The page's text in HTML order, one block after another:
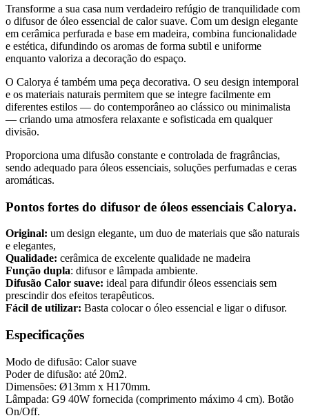
Transforme a sua casa num verdadeiro refúgio de tranquilidade com
o difusor de óleo essencial de calor suave. Com um design elegante
em cerâmica perfurada e base em madeira, combina funcionalidade
e estética, difundindo os aromas de forma subtil e uniforme
enquanto valoriza a decoração do espaço.
O Calorya é também uma peça decorativa. O seu design intemporal
e os materiais naturais permitem que se integre facilmente em
diferentes estilos — do contemporâneo ao clássico ou minimalista
— criando uma atmosfera relaxante e sofisticada em qualquer
divisão.
Proporciona uma difusão constante e controlada de fragrâncias,
sendo adequado para óleos essenciais, soluções perfumadas e ceras
aromáticas.
Pontos fortes do difusor de óleos essenciais Calorya.
Original: um design elegante, um duo de materiais que são naturais
e elegantes,
Qualidade: cerâmica de excelente qualidade ne madeira
Função dupla: difusor e lâmpada ambiente.
Difusão Calor suave: ideal para difundir óleos essenciais sem
prescindir dos efeitos terapêuticos.
Fácil de utilizar: Basta colocar o óleo essencial e ligar o difusor.
Especificações
Modo de difusão: Calor suave
Poder de difusão: até 20m2.
Dimensões: Ø13mm x H170mm.
Lâmpada: G9 40W fornecida (comprimento máximo 4 cm). Botão
On/Off.